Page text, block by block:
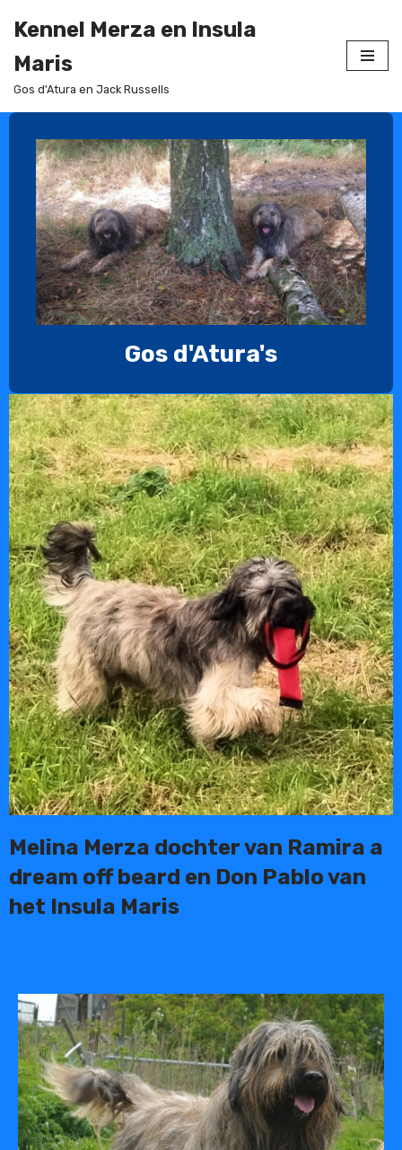
naar
de
inhoud
Kennel Merza en Insula
Maris
Gos d'Atura en Jack Russells
Gos d'Atura's
Melina Merza dochter van Ramira a
dream off beard en Don Pablo van
het Insula Maris